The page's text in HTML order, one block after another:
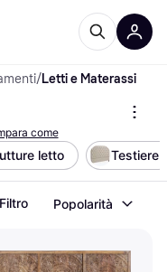
/Letti e Materassi
come
letto Testiere
Filtro Popolarità